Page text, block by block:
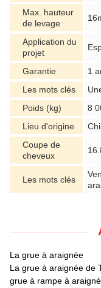
Max. hauteur
de levage
Application du
projet
Garantie
1
Les mots clés
Poids (kg)
8
Lieu d'origine
Coupe de
cheveux
Les mots clés
La grue à araignée
La grue à araignée de
grue à rampe à